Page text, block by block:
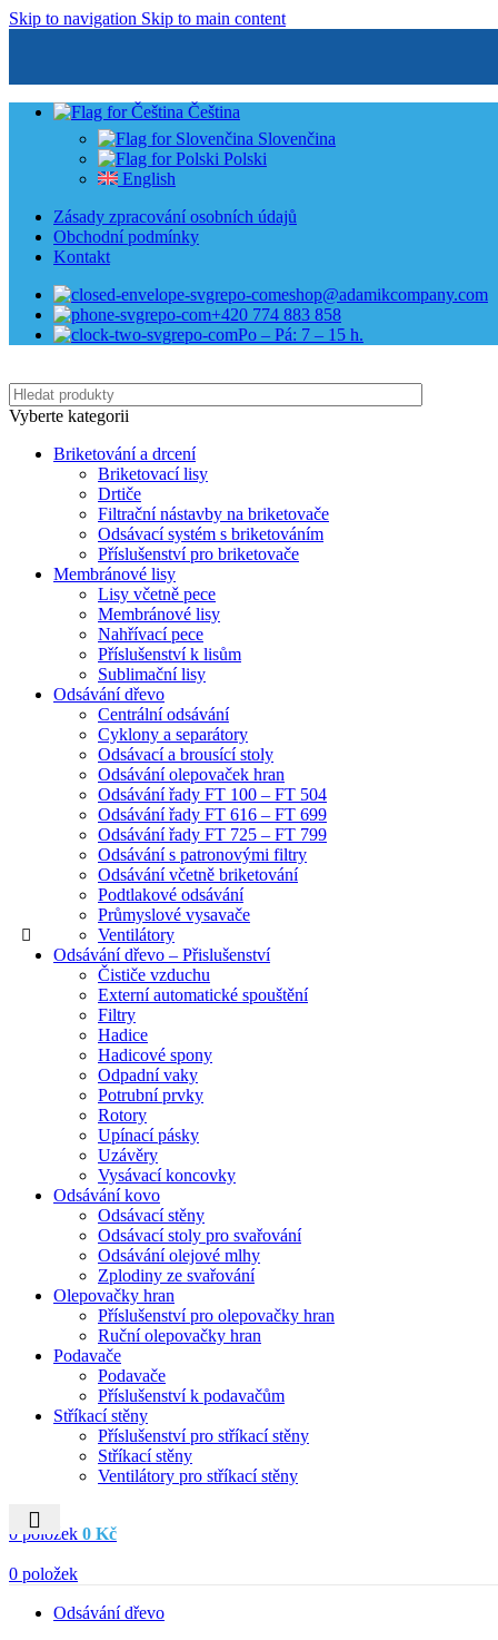
Skip to navigation Skip to main content
Čeština
Slovenčina
Polski
English
Zásady zpracování osobních údajů
Obchodní podmínky
Kontakt
eshop@adamikcompany.com
+420 774 883 858
Po – Pá: 7 – 15 h.
Vyberte kategorii
Briketování a drcení
Briketovací lisy
Drtiče
Filtrační nástavby na briketovače
Odsávací systém s briketováním
Příslušenství pro briketovače
Membránové lisy
Lisy včetně pece
Membránové lisy
Nahřívací pece
Příslušenství k lisům
Sublimační lisy
Odsávání dřevo
Centrální odsávání
Cyklony a separátory
Odsávací a brousící stoly
Odsávání olepovaček hran
Odsávání řady FT 100 – FT 504
Odsávání řady FT 616 – FT 699
Odsávání řady FT 725 – FT 799
Odsávání s patronovými filtry
Odsávání včetně briketování
Podtlakové odsávání
Průmyslové vysavače
Ventilátory
Odsávání dřevo – Přislušenství
Čističe vzduchu
Externí automatické spouštění
Filtry
Hadice
Hadicové spony
Odpadní vaky
Potrubní prvky
Rotory
Upínací pásky
Uzávěry
Vysávací koncovky
Odsávání kovo
Odsávací stěny
Odsávací stoly pro svařování
Odsávání olejové mlhy
Zplodiny ze svařování
Olepovačky hran
Příslušenství pro olepovačky hran
Ruční olepovačky hran
Podavače
Podavače
Příslušenství k podavačům
Stříkací stěny
Příslušenství pro stříkací stěny
Stříkací stěny
Ventilátory pro stříkací stěny
0 položek 0 Kč
0 položek
Odsávání dřevo